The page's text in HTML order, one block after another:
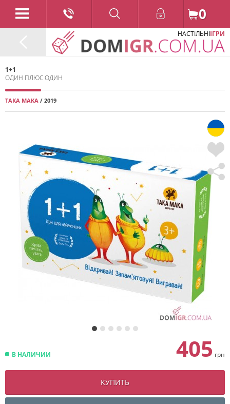
0
НАСТІЛЬНІІГРИ
1+1
ОДИН ПЛЮС ОДИН
ТАКА МАКА / 2019
В НАЛИЧИИ 405 грн
КУПИТЬ